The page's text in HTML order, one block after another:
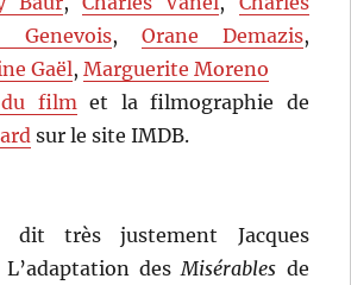
Genevois, Orane Demazis,
Gaël,Marguerite Moreno
filmet la filmographie de
sur le site IMDB.
très justement Jacques
desMisérables de